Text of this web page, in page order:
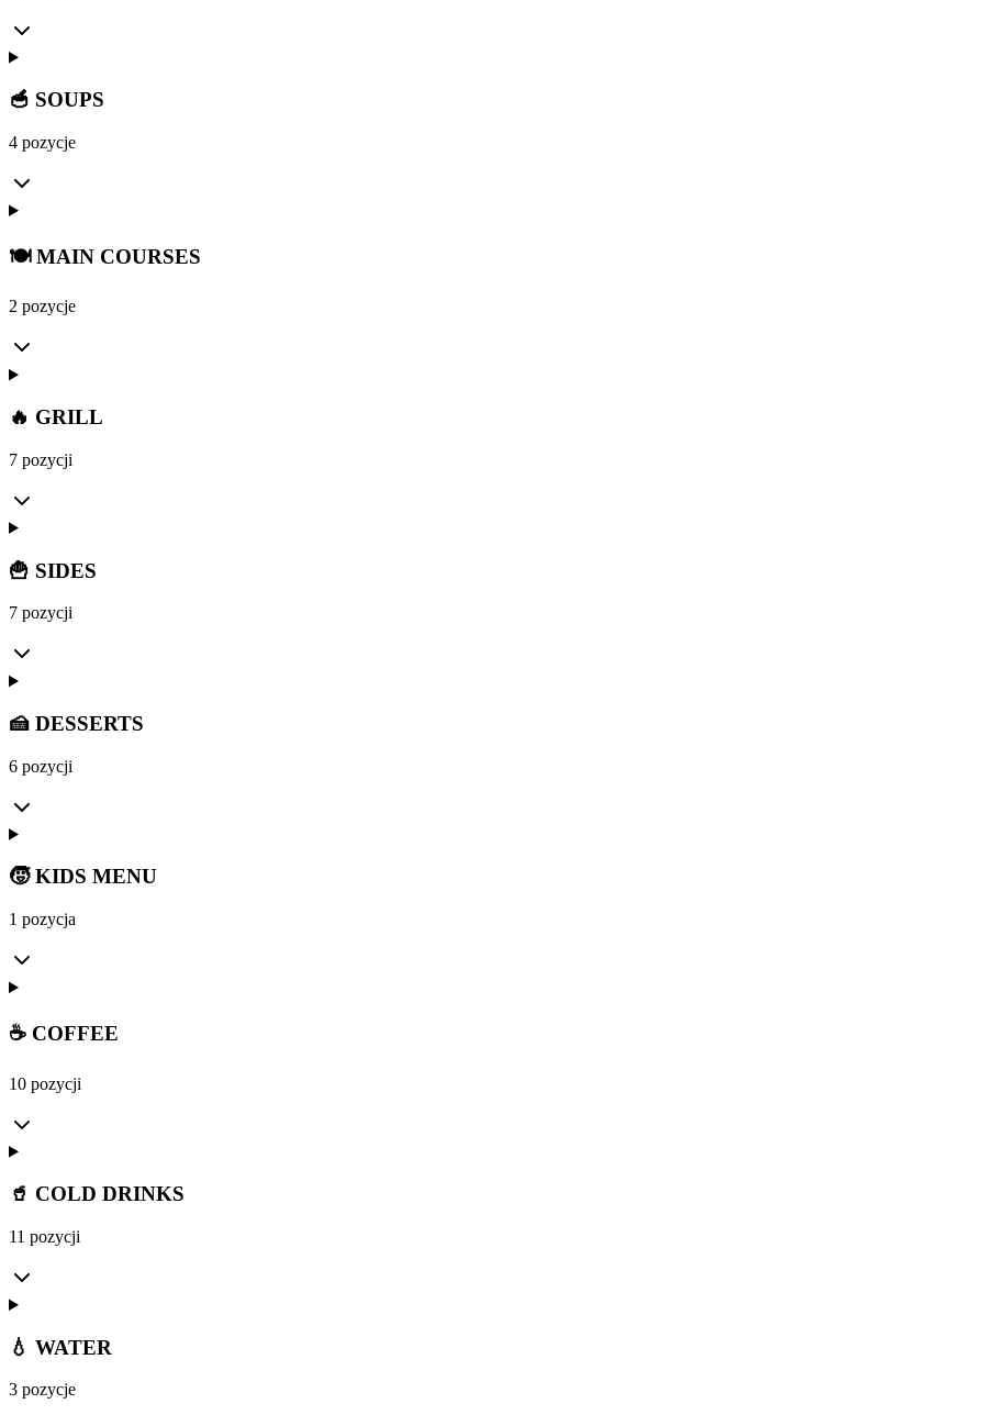
🥣 SOUPS
4 pozycje
🍽️ MAIN COURSES
2 pozycje
🔥 GRILL
7 pozycji
🍟 SIDES
7 pozycji
🍰 DESSERTS
6 pozycji
🧒 KIDS MENU
1 pozycja
☕ COFFEE
10 pozycji
🥤 COLD DRINKS
11 pozycji
💧 WATER
3 pozycje